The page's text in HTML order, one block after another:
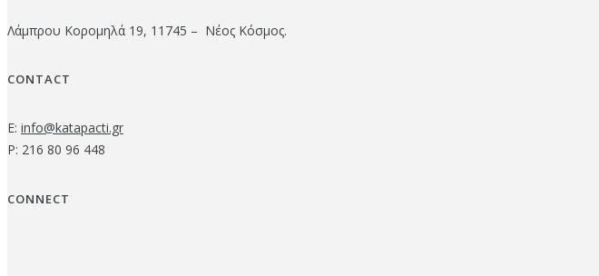
Λάμπρου Κορομηλά 19, 11745 – Νέος Κόσμος.
CONTACT
E: info@katapacti.gr
P: 216 80 96 448
CONNECT